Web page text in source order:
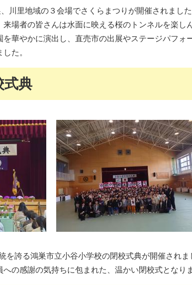
川里地域の３会場でさくらまつりが開催されまし
場者の皆さんは水面に映える桜のトンネルを楽し
華やかに演出し、直売市の出展やステージパフォ
た。
式典
を誇る鴻巣市立小谷小学校の閉校式典が開催され
の感謝の気持ちに包まれた、温かい閉校式となり